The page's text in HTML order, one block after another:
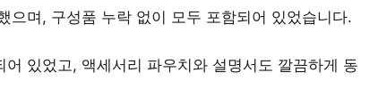
으며, 구성품 누락 없이 모두 포함되어 있었습니다.
있었고, 액세서리 파우치와 설명서도 깔끔하게 동